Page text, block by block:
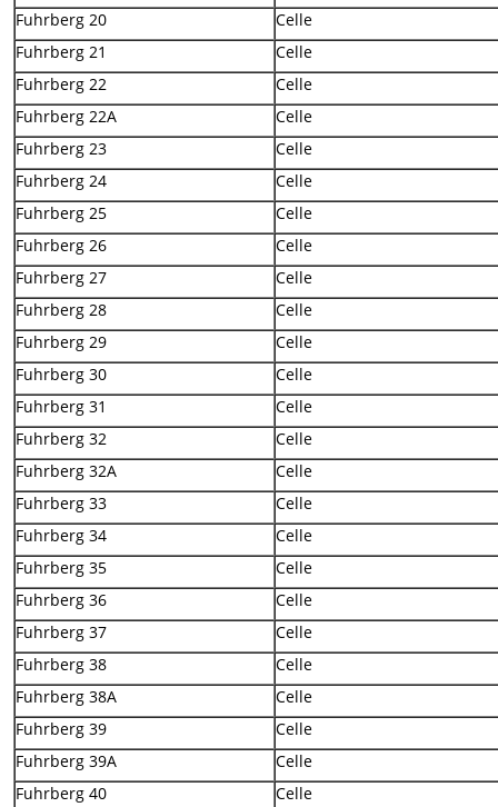
Fuhrberg 20
Celle
Fuhrberg 21
Celle
Fuhrberg 22
Celle
Fuhrberg 22A
Celle
Fuhrberg 23
Celle
Fuhrberg 24
Celle
Fuhrberg 25
Celle
Fuhrberg 26
Celle
Fuhrberg 27
Celle
Fuhrberg 28
Celle
Fuhrberg 29
Celle
Fuhrberg 30
Celle
Fuhrberg 31
Celle
Fuhrberg 32
Celle
Fuhrberg 32A
Celle
Fuhrberg 33
Celle
Fuhrberg 34
Celle
Fuhrberg 35
Celle
Fuhrberg 36
Celle
Fuhrberg 37
Celle
Fuhrberg 38
Celle
Fuhrberg 38A
Celle
Fuhrberg 39
Celle
Fuhrberg 39A
Celle
Fuhrberg 40
Celle